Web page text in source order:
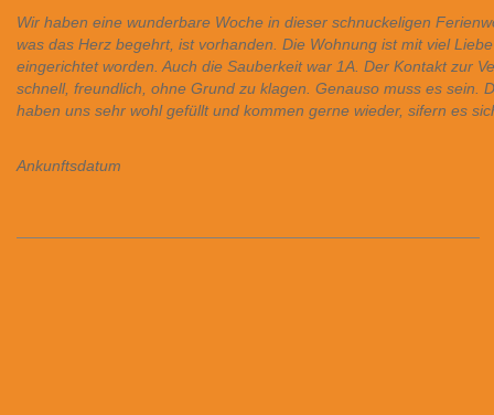
Wir haben eine wunderbare Woche in dieser schnuckeligen
was das Herz begehrt, ist vorhanden. Die Wohnung ist mit viel
eingerichtet worden. Auch die Sauberkeit war 1A. Der Kontakt zur
schnell, freundlich, ohne Grund zu klagen. Genauso muss es sein.
haben uns sehr wohl gefüllt und kommen gerne wieder, sifern es
Ankunftsdatum